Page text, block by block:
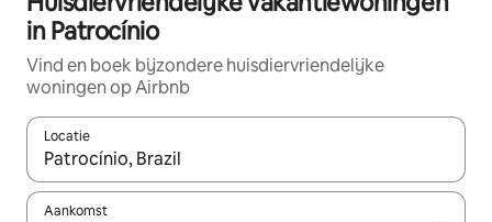
in Patrocínio
Vind en boek bijzondere huisdiervriendelijke
woningen op Airbnb
Locatie
Wanneer er suggesties beschikbaar zijn, maak je een keuze
Aankomst